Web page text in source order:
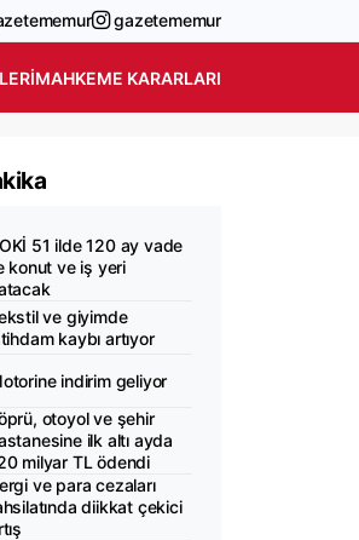
gazetememur
MAHKEME KARARLARI
51 ilde 120 ay vade
konut ve iş yeri
ve giyimde
kaybı artıyor
indirim geliyor
otoyol ve şehir
ilk altı ayda
milyar TL ödendi
ve para cezaları
diikkat çekici